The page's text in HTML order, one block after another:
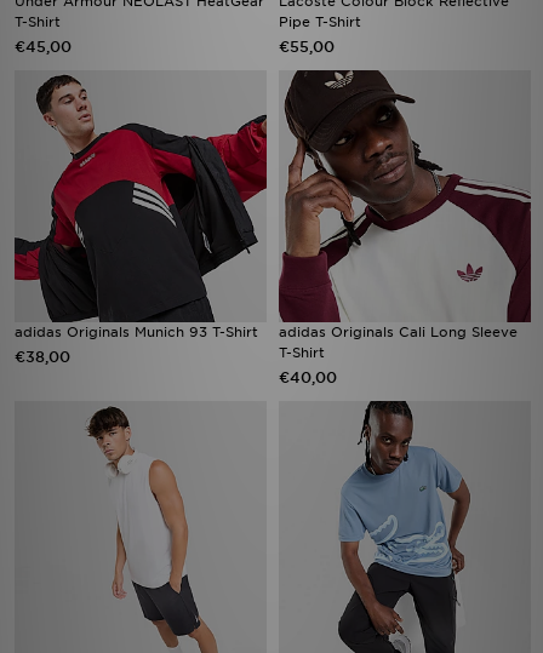
T-Shirt
€45,00
Pipe T-Shirt
€55,00
adidas Originals Munich 93 T-Shirt
€38,00
adidas Originals Cali Long Sleeve
T-Shirt
€40,00